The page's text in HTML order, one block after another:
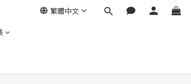
繁體中文